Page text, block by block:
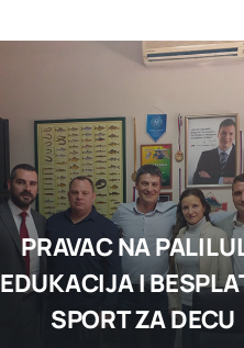
PRAVAC NA
EDUKACIJA I
SPORT ZA DECU